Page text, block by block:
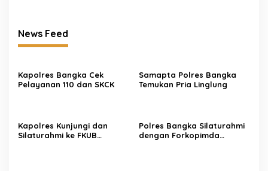
News Feed
Kapolres Bangka Cek
Pelayanan 110 dan SKCK
Samapta Polres Bangka
Temukan Pria Linglung
Kapolres Kunjungi dan
Silaturahmi ke FKUB
Polres Bangka Silaturahmi
dengan Forkopimda